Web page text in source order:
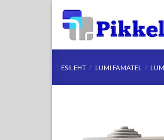
Skip
content
ESILEHT / LUMI FAMATEL /